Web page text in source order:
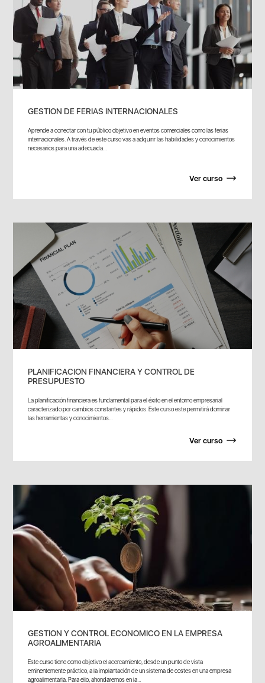
GESTION DE FERIAS INTERNACIONALES
Aprende a conectar con tu público objetivo en eventos comerciales como las ferias
internacionales. A través de este curso vas a adquirir las habilidades y conocimientos
necesarios para una adecuada...
Ver curso
PLANIFICACION FINANCIERA Y CONTROL DE
PRESUPUESTO
La planificación financiera es fundamental para el éxito en el entorno empresarial
caracterizado por cambios constantes y rápidos. Este curso este permitirá dominar
las herramientas y conocimientos...
Ver curso
GESTION Y CONTROL ECONOMICO EN LA EMPRESA
AGROALIMENTARIA
Este curso tiene como objetivo el acercamiento, desde un punto de vista
eminentemente práctico, a la implantación de un sistema de costes en una empresa
agroalimentaria. Para ello, ahondaremos en la...